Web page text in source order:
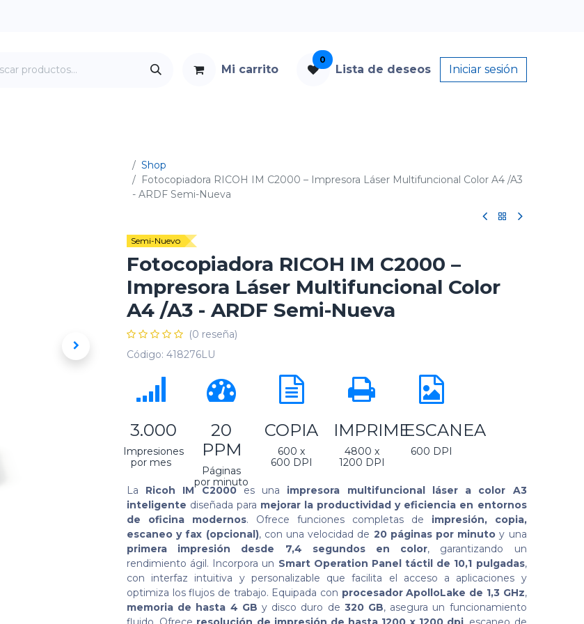
Mi carrito
0
Lista de deseos Iniciar sesión
Shop
Fotocopiadora RICOH IM C2000 – Impresora Láser Multifuncional Color A4 /A3
- ARDF Semi-Nueva
Semi-Nuevo
Fotocopiadora RICOH IM C2000 –
Impresora Láser Multifuncional Color
A4 /A3 - ARDF Semi-Nueva
(0 reseña)
Código: 418276LU
​ 3.000
Impresiones
por mes
20
PPM
Páginas
por minuto
COPIA
600 x
600 DPI
IMPRIME
4800 x
1200 DPI
ESCANEA
600 DPI
La Ricoh IM C2000es una impresora multifuncional láser a color A3
inteligente diseñada para mejorar la productividad y eficiencia en entornos
de oficina modernos. Ofrece funciones completas de impresión, copia,
escaneo y fax (opcional), con una velocidad de 20 páginas por minuto y una
primera impresión desde 7,4 segundos en color, garantizando un
rendimiento ágil. Incorpora un Smart Operation Panel táctil de 10,1 pulgadas,
con interfaz intuitiva y personalizable que facilita el acceso a aplicaciones y
optimiza los flujos de trabajo. Equipada con procesador ApolloLake de 1,3 GHz,
memoria de hasta 4 GB y disco duro de 320 GB, asegura un funcionamiento